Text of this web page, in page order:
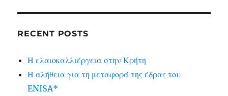
RECENT POSTS
Η ελαιοκαλλιέργεια στην Κρήτη
Η αλήθεια για τη μεταφορά της έδρας του
ENISA*